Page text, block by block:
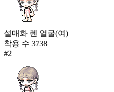
설매화 렌 얼굴(여)
착용 수 3738
#2